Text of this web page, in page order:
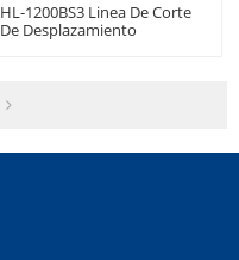
HL-1200BS3 Linea De Corte
De Desplazamiento